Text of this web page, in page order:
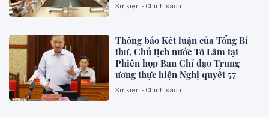
Sự kiện - Chính sách
Thông báo Kết luận của Tổng Bí
thư, Chủ tịch nước Tô Lâm tại
Phiên họp Ban Chỉ đạo Trung
ương thực hiện Nghị quyết 57
Sự kiện - Chính sách